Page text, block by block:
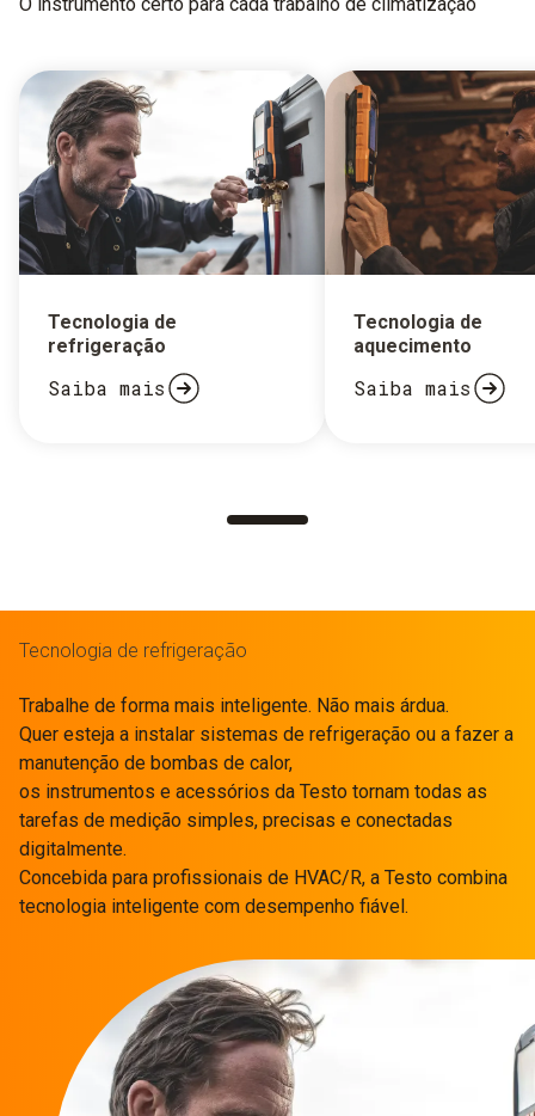
Tecnologia de
refrigeração
Saiba mais
Tecnologia de
aquecimento
Saiba mais
Tecnologia de refrigeração
Trabalhe de forma mais inteligente. Não mais árdua.
Quer esteja a instalar sistemas de refrigeração ou a fazer a
manutenção de bombas de calor,
os instrumentos e acessórios da Testo tornam todas as
tarefas de medição simples, precisas e conectadas
digitalmente.
Concebida para profissionais de HVAC/R, a Testo combina
tecnologia inteligente com desempenho fiável.